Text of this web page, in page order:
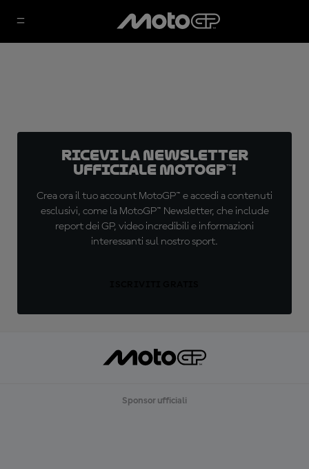
Ricevi la newsletter
ufficiale MotoGP™!
Crea ora il tuo account MotoGP™ e accedi a contenuti
esclusivi, come la MotoGP™ Newsletter, che include
report dei GP, video incredibili e informazioni
interessanti sul nostro sport.
Sponsor ufficiali